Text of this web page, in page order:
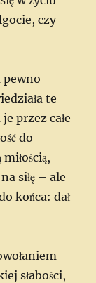
czy
pewno
te
przez całe
do
siłę – ale
końca: dał
słabości,